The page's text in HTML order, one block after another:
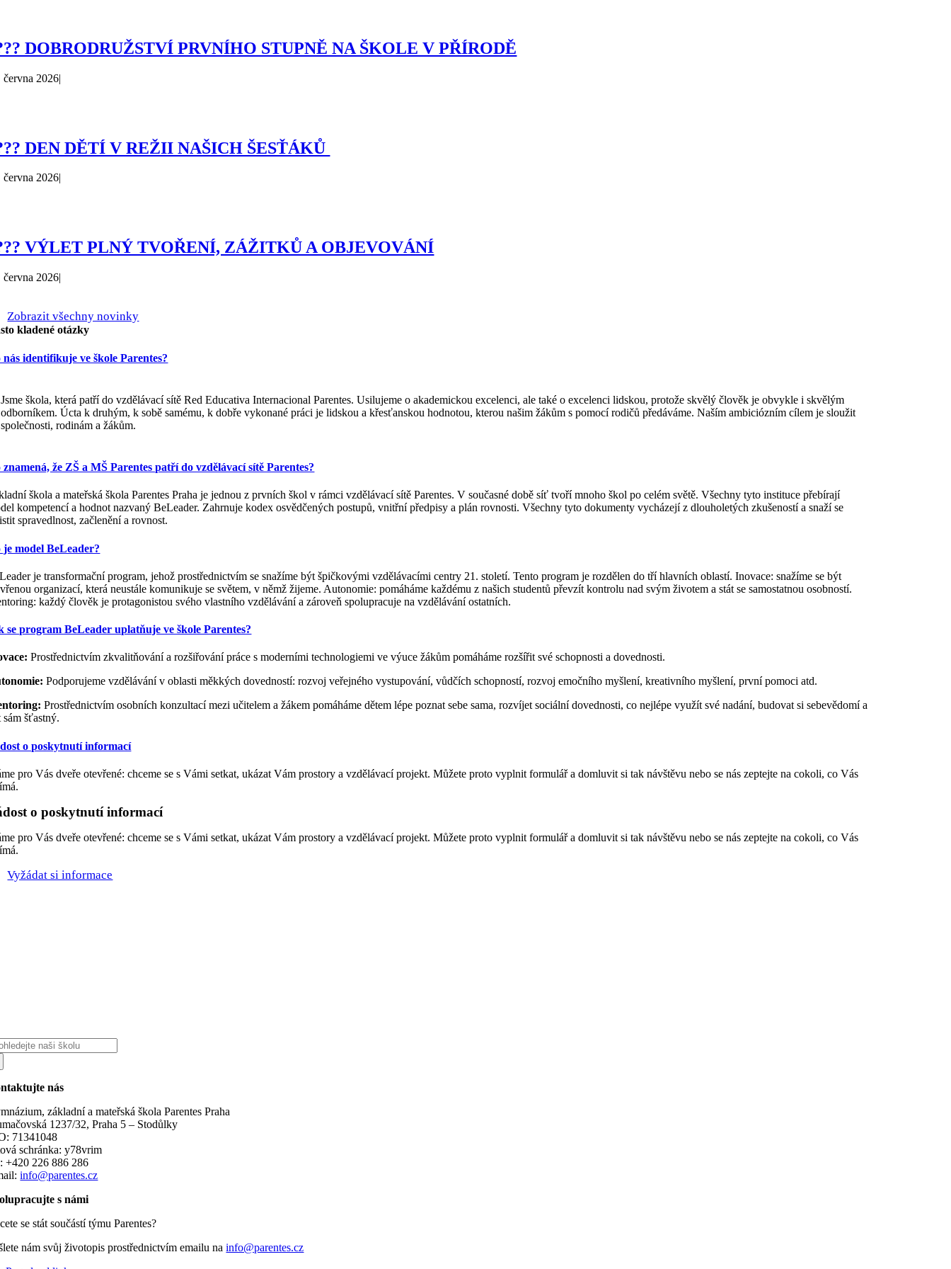
DOBRODRUŽSTVÍ PRVNÍHO STUPNĚ NA ŠKOLE V PŘÍRODĚ
června 2026|
DEN DĚTÍ V REŽII NAŠICH ŠESŤÁKŮ
června 2026|
VÝLET PLNÝ TVOŘENÍ, ZÁŽITKŮ A OBJEVOVÁNÍ
června 2026|
Zobrazit všechny novinky
kladené otázky
nás identifikuje ve škole Parentes?
Jsme škola, která patří do vzdělávací sítě Red Educativa Internacional Parentes. Usilujeme o akademickou excelenci, ale také o excelenci lidskou, protože skvělý člověk je obvykle i skvělým
odborníkem. Úcta k druhým, k sobě samému, k dobře vykonané práci je lidskou a křesťanskou hodnotou, kterou našim žákům s pomocí rodičů předáváme. Naším ambiciózním cílem je sloužit
společnosti, rodinám a žákům.
znamená, že ZŠ a MŠ Parentes patří do vzdělávací sítě Parentes?
škola a mateřská škola Parentes Praha je jednou z prvních škol v rámci vzdělávací sítě Parentes. V současné době síť tvoří mnoho škol po celém světě. Všechny tyto instituce přebírají
kompetencí a hodnot nazvaný BeLeader. Zahrnuje kodex osvědčených postupů, vnitřní předpisy a plán rovnosti. Všechny tyto dokumenty vycházejí z dlouholetých zkušeností a snaží se
spravedlnost, začlenění a rovnost.
je model BeLeader?
je transformační program, jehož prostřednictvím se snažíme být špičkovými vzdělávacími centry 21. století. Tento program je rozdělen do tří hlavních oblastí. Inovace: snažíme se být
organizací, která neustále komunikuje se světem, v němž žijeme. Autonomie: pomáháme každému z našich studentů převzít kontrolu nad svým životem a stát se samostatnou osobností.
každý člověk je protagonistou svého vlastního vzdělávání a zároveň spolupracuje na vzdělávání ostatních.
se program BeLeader uplatňuje ve škole Parentes?
Prostřednictvím zkvalitňování a rozšiřování práce s moderními technologiemi ve výuce žákům pomáháme rozšířit své schopnosti a dovednosti.
Podporujeme vzdělávání v oblasti měkkých dovedností: rozvoj veřejného vystupování, vůdčích schopností, rozvoj emočního myšlení, kreativního myšlení, první pomoci atd.
Prostřednictvím osobních konzultací mezi učitelem a žákem pomáháme dětem lépe poznat sebe sama, rozvíjet sociální dovednosti, co nejlépe využít své nadání, budovat si sebevědomí a
sám šťastný.
o poskytnutí informací
pro Vás dveře otevřené: chceme se s Vámi setkat, ukázat Vám prostory a vzdělávací projekt. Můžete proto vyplnit formulář a domluvit si tak návštěvu nebo se nás zeptejte na cokoli, co Vás
o poskytnutí informací
pro Vás dveře otevřené: chceme se s Vámi setkat, ukázat Vám prostory a vzdělávací projekt. Můžete proto vyplnit formulář a domluvit si tak návštěvu nebo se nás zeptejte na cokoli, co Vás
Vyžádat si informace
nás
základní a mateřská škola Parentes Praha
1237/32, Praha 5 – Stodůlky
71341048
schránka: y78vrim
+420 226 886 286
info@parentes.cz
s námi
se stát součástí týmu Parentes?
nám svůj životopis prostřednictvím emailu nainfo@parentes.cz